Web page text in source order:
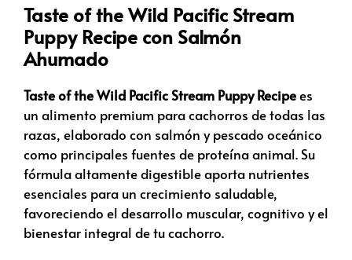
Taste of the Wild Pacific Stream
Puppy Recipe con Salmón
Ahumado
Taste of the Wild Pacific Stream Puppy Recipees
un alimento premium para cachorros de todas las
razas, elaborado con salmón y pescado oceánico
como principales fuentes de proteína animal. Su
fórmula altamente digestible aporta nutrientes
esenciales para un crecimiento saludable,
favoreciendo el desarrollo muscular, cognitivo y el
bienestar integral de tu cachorro.